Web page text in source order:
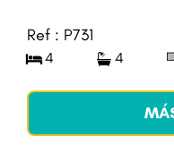
Ref : P731
4 4